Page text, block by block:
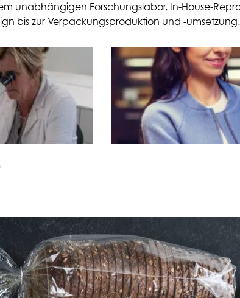
unabhängigen Forschungslabor, In-House-
bis zur Verpackungsproduktion und -umsetzung.